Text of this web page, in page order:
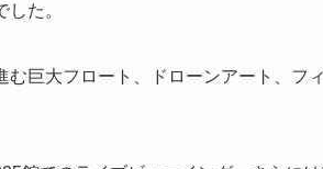
た。
む巨大フロート、ドローンアート、フ